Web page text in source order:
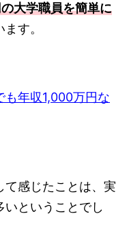
大学職員を簡単に
ます。
も年収1,000万円な
て感じたことは、実
ということでし